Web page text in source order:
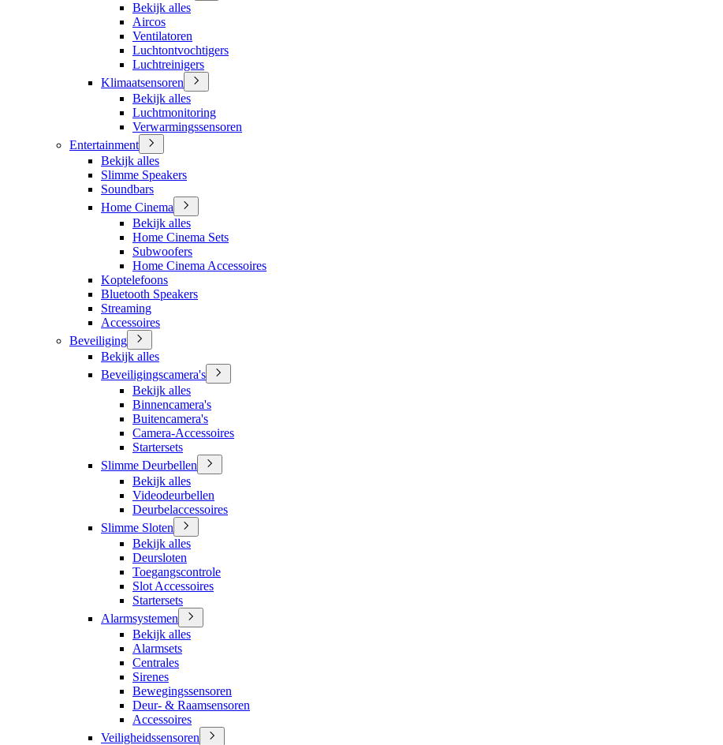
Bekijk alles
Aircos
Ventilatoren
Luchtontvochtigers
Luchtreinigers
Klimaatsensoren
Bekijk alles
Luchtmonitoring
Verwarmingssensoren
Entertainment
Bekijk alles
Slimme Speakers
Soundbars
Home Cinema
Bekijk alles
Home Cinema Sets
Subwoofers
Home Cinema Accessoires
Koptelefoons
Bluetooth Speakers
Streaming
Accessoires
Beveiliging
Bekijk alles
Beveiligingscamera's
Bekijk alles
Binnencamera's
Buitencamera's
Camera-Accessoires
Startersets
Slimme Deurbellen
Bekijk alles
Videodeurbellen
Deurbelaccessoires
Slimme Sloten
Bekijk alles
Deursloten
Toegangscontrole
Slot Accessoires
Startersets
Alarmsystemen
Bekijk alles
Alarmsets
Centrales
Sirenes
Bewegingssensoren
Deur- & Raamsensoren
Accessoires
Veiligheidssensoren